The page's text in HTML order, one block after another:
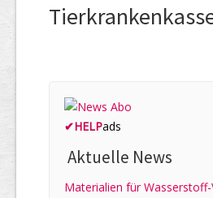
✔HELPads
Aktuelle News
Materialien für